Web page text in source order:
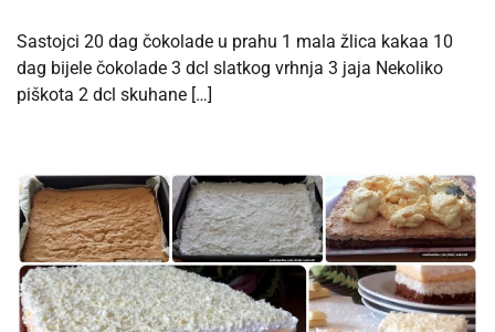
Sastojci 20 dag čokolade u prahu 1 mala žlica kakaa 10
dag bijele čokolade 3 dcl slatkog vrhnja 3 jaja Nekoliko
piškota 2 dcl skuhane […]